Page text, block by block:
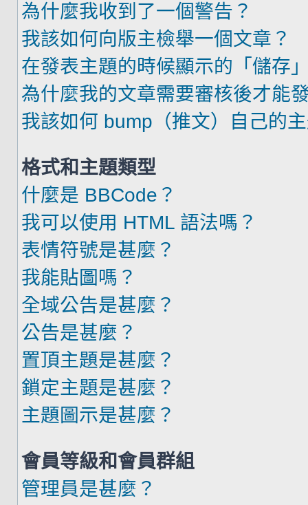
為什麼我收到了一個警告？
我該如何向版主檢舉一個文章？
在發表主題的時候顯示的「儲存
為什麼我的文章需要審核後才能
我該如何 bump（推文）自己的
格式和主題類型
什麼是 BBCode？
我可以使用 HTML 語法嗎？
表情符號是甚麼？
我能貼圖嗎？
全域公告是甚麼？
公告是甚麼？
置頂主題是甚麼？
鎖定主題是甚麼？
主題圖示是甚麼？
會員等級和會員群組
管理員是甚麼？